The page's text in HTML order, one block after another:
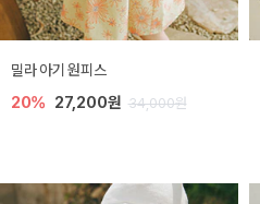
밀라 아기 원피스
20% 27,200원 34,000원